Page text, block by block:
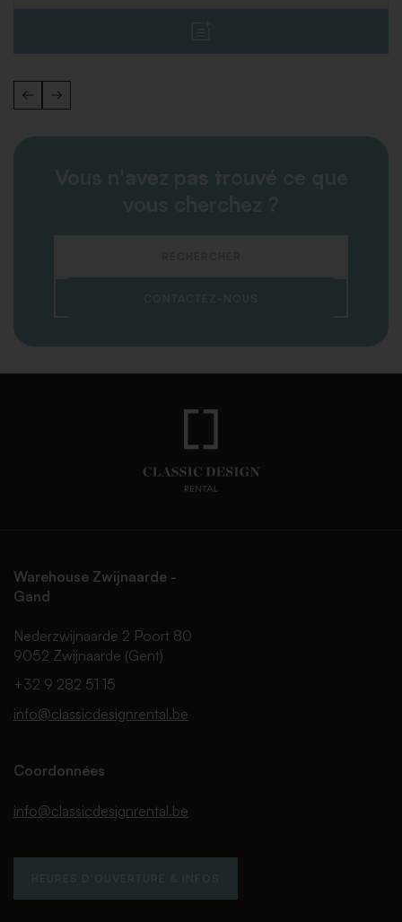
Vous n'avez pas trouvé ce que
vous cherchez ?
RECHERCHER
CONTACTEZ-NOUS
Warehouse Zwijnaarde -
Gand
Nederzwijnaarde 2 Poort 80
9052 Zwijnaarde (Gent)
+32 9 282 51 15
info@classicdesignrental.be
Coordonnées
info@classicdesignrental.be
HEURES D'OUVERTURE & INFOS